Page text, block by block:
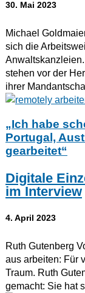
30. Mai 2023
Michael
sich die
stehen vor der
ihrer
„Ich habe
Portugal,
gearbeitet“
Digitale
im Interview
4. April 2023
Ruth Gutenberg
aus arbeiten: Für
Traum. Ruth
gemacht: Sie hat